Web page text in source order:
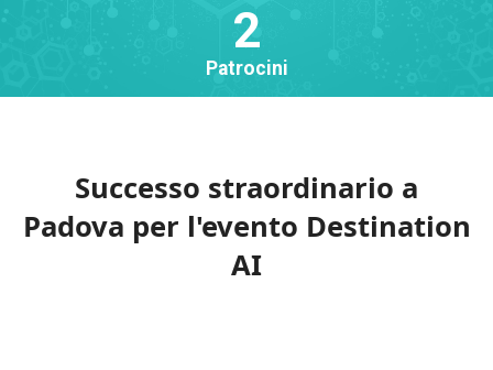
2
Patrocini
Successo straordinario a
Padova per l'evento Destination
AI